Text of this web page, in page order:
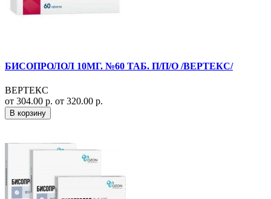
БИСОПРОЛОЛ 10МГ. №60 ТАБ. П/П/О /ВЕРТЕКС/
ВЕРТЕКС
от 304.00 р. от 320.00 р.
В корзину